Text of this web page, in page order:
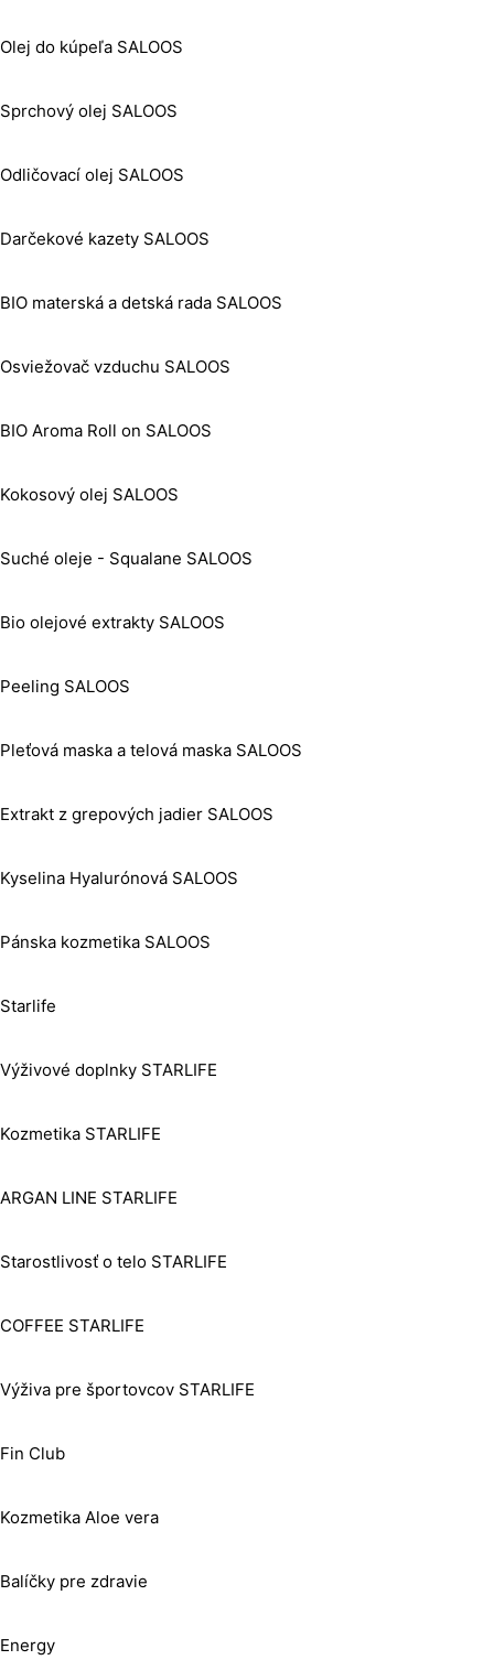
Olej do kúpeľa SALOOS
Sprchový olej SALOOS
Odličovací olej SALOOS
Darčekové kazety SALOOS
BIO materská a detská rada SALOOS
Osviežovač vzduchu SALOOS
BIO Aroma Roll on SALOOS
Kokosový olej SALOOS
Suché oleje - Squalane SALOOS
Bio olejové extrakty SALOOS
Peeling SALOOS
Pleťová maska a telová maska SALOOS
Extrakt z grepových jadier SALOOS
Kyselina Hyalurónová SALOOS
Pánska kozmetika SALOOS
Starlife
Výživové doplnky STARLIFE
Kozmetika STARLIFE
ARGAN LINE STARLIFE
Starostlivosť o telo STARLIFE
COFFEE STARLIFE
Výživa pre športovcov STARLIFE
Fin Club
Kozmetika Aloe vera
Balíčky pre zdravie
Energy